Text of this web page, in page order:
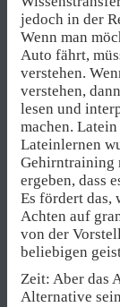
jedoch in der
Wenn man
Auto fährt,
verstehen.
verstehen,
lesen und
machen.
Lateinlernen
Gehirntraining
ergeben, dass
Es fördert das,
Achten auf
von der
beliebigen
Zeit: Aber das
Alternative